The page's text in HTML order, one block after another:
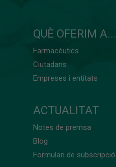
QUÈ OFERIM A...
Farmacèutics
Ciutadans
Empreses i entitats
ACTUALITAT
Notes de premsa
Blog
Formulari de subscripció